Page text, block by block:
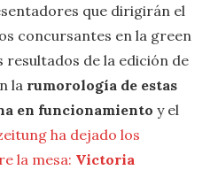
que dirigirán el
concursantes en la green
de la edición de
la rumorología de estas
en funcionamiento y el
ha dejado los
la mesa: Victoria